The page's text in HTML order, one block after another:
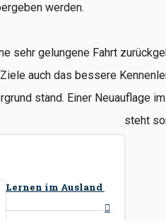
Lernen im Ausland
werden.
sehr gelungene Fahrt
auch das bessere
stand. Einer Neuauflage
steht